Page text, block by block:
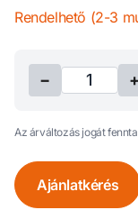
Rendelhető (2-3
− +
Az árváltozás jogát
Ajánlatkérés